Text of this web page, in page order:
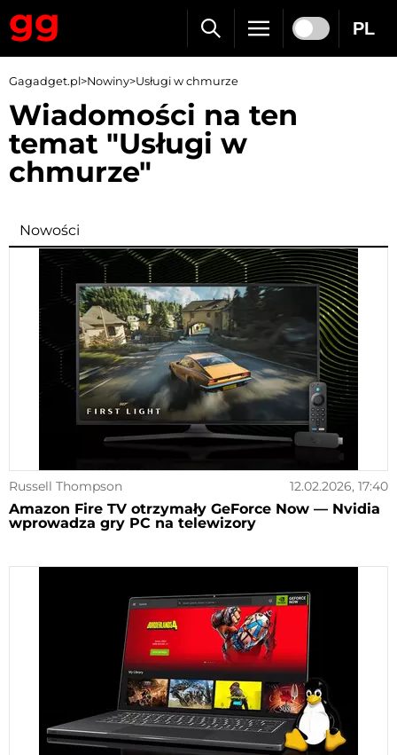
PL
Gagadget.pl>Nowiny>Usługi w chmurze
Wiadomości na ten
temat "Usługi w
chmurze"
Nowości
Russell Thompson 12.02.2026, 17:40
Amazon Fire TV otrzymały GeForce Now — Nvidia
wprowadza gry PC na telewizory